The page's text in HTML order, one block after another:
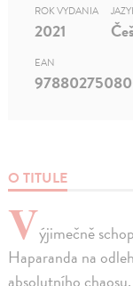
O TITULE
Výjimečně
Haparanda na
ROK VYDANIA
2021
EAN